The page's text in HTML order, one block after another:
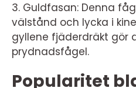
3. Guldfasan: Denna
välstånd och lycka i
gyllene fjäderdräkt gör
prydnadsfågel.
Popularitet